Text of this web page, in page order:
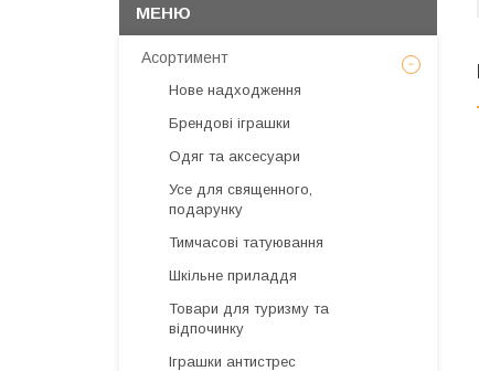
Асортимент
Нове надходження
Брендові іграшки
Одяг та аксесуари
Усе для священного,
подарунку
Тимчасові татуювання
Шкільне приладдя
Товари для туризму та
відпочинку
Іграшки антистрес